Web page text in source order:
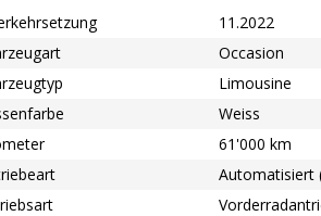
11.2022
Occasion
Limousine
Weiss
61'000 km
Automatisiert